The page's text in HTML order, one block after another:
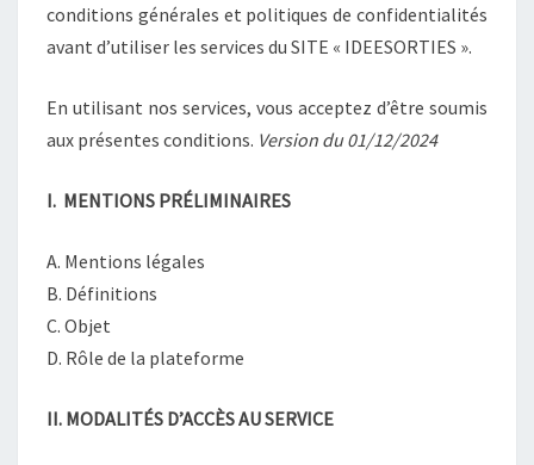
conditions générales et politiques de confidentialités
avant d’utiliser les services du SITE « IDEESORTIES ».
En utilisant nos services, vous acceptez d’être soumis
aux présentes conditions. Version du 01/12/2024
I. MENTIONS PRÉLIMINAIRES
A. Mentions légales
B. Définitions
C. Objet
D. Rôle de la plateforme
II. MODALITÉS D’ACCÈS AU SERVICE